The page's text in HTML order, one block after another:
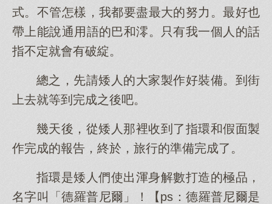
式。不管怎樣，我都要盡最大的努力。最好也
帶上能說通用語的巴和澪。只有我一個人的話
指不定就會有破綻。
總之，先請矮人的大家製作好裝備。到街
上去就等到完成之後吧。
幾天後，從矮人那裡收到了指環和假面製
作完成的報告，終於，旅行的準備完成了。
指環是矮人們使出渾身解數打造的極品，
名字叫「德羅普尼爾」！【ps：德羅普尼爾是